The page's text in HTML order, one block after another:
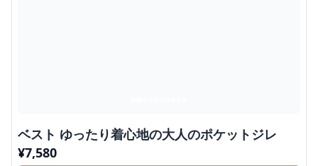
ベスト ゆったり着心地の大人のポケットジレ
¥7,580